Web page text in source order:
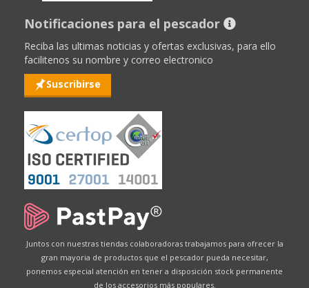
Notificaciones para el pescador
Reciba las ultimas noticias y ofertas exclusivas, para ello
facilitenos su nombre y correo electronico
Suscribirse
Juntos con nuestras tiendas colaboradoras trabajamos para ofrecer la
gran mayoria de productos que el pescador pueda necesitar,
ponemos especial atención en tener a disposición stock permanente
de los accesorios más populares.